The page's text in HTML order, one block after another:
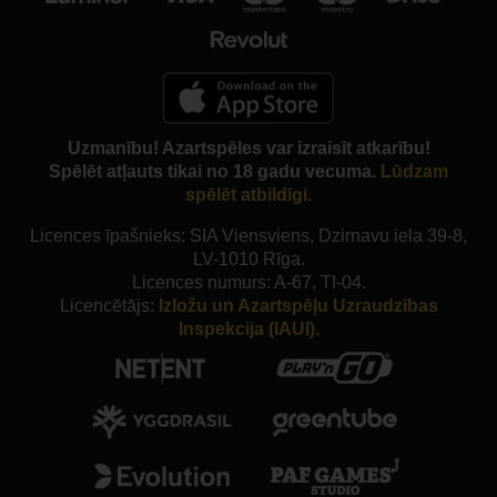
Uzmanību! Azartspēles var izraisīt atkarību!
Spēlēt atļauts tikai no 18 gadu vecuma. Lūdzam
spēlēt atbildīgi.
Licences īpašnieks: SIA Viensviens, Dzirnavu iela 39-8,
LV-1010 Rīga.
Licences numurs: A-67, TI-04.
Licencētājs: Izložu un Azartspēļu Uzraudzības
Inspekcija (IAUI).